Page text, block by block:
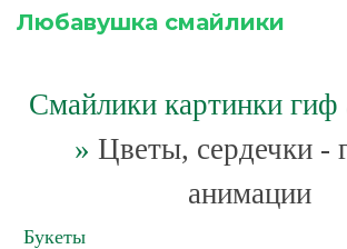
Любавушка смайлики
Смайлики картинки
» Цветы, сердечки -
анимации
Букеты